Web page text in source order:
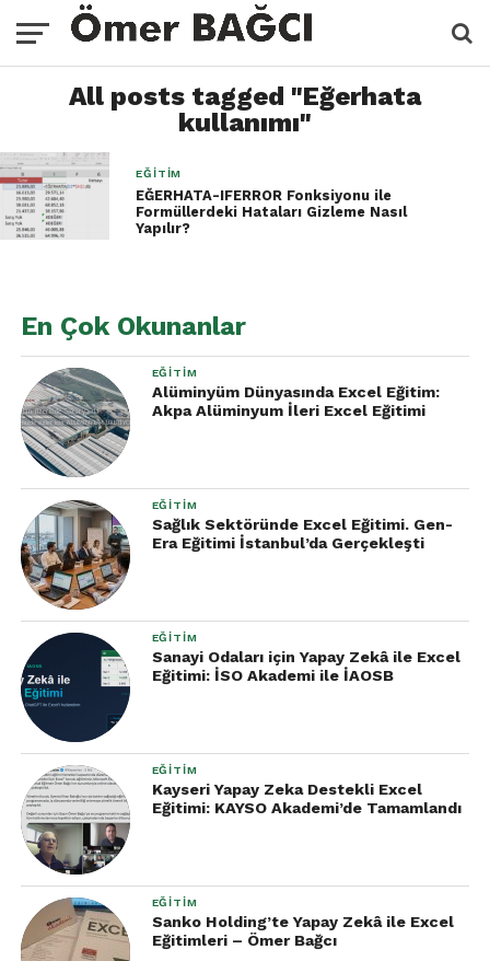
All posts tagged "Eğerhata
kullanımı"
EĞITIM
EĞERHATA-IFERROR Fonksiyonu ile
Formüllerdeki Hataları Gizleme Nasıl
Yapılır?
En Çok Okunanlar
EĞITIM
Alüminyüm Dünyasında Excel Eğitim:
Akpa Alüminyum İleri Excel Eğitimi
EĞITIM
Sağlık Sektöründe Excel Eğitimi. Gen-
Era Eğitimi İstanbul’da Gerçekleşti
EĞITIM
Sanayi Odaları için Yapay Zekâ ile Excel
Eğitimi: İSO Akademi ile İAOSB
EĞITIM
Kayseri Yapay Zeka Destekli Excel
Eğitimi: KAYSO Akademi’de Tamamlandı
EĞITIM
Sanko Holding’te Yapay Zekâ ile Excel
Eğitimleri – Ömer Bağcı